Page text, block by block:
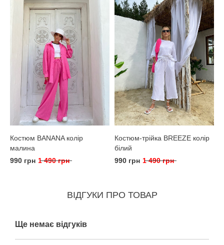
Костюм BANANA колір
малина
990 грн 1 490 грн
Костюм-трійка BREEZE колір
білий
990 грн 1 490 грн
ВІДГУКИ ПРО ТОВАР
Ще немає відгуків